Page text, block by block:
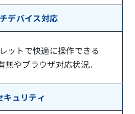
デバイス対応
ットで快適に操作できる
やブラウザ対応状況。
キュリティ